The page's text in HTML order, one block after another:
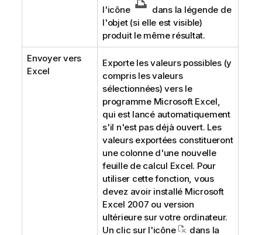
l'icône
dans la légende de
l'objet (si elle est visible)
produit le même résultat.
Envoyer vers
Excel
Exporte les valeurs possibles (y
compris les valeurs
sélectionnées) vers le
programme Microsoft Excel,
qui est lancé automatiquement
s'il n'est pas déjà ouvert. Les
valeurs exportées constitueront
une colonne d'une nouvelle
feuille de calcul Excel. Pour
utiliser cette fonction, vous
devez avoir installé Microsoft
Excel 2007 ou version
ultérieure sur votre ordinateur.
Un clic sur l'icône
dans la